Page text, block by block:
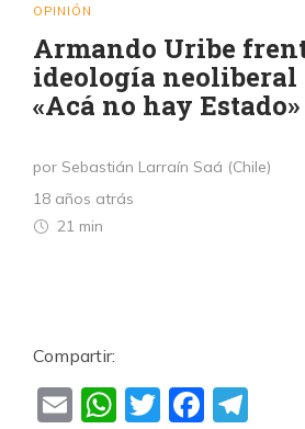
OPINIÓN
Armando Uribe
ideología
«Acá no hay Estado»
por Sebastián Larraín Saá (Chile)
18 años atrás
21 min
Compartir:
EmailWhatsApp
Twitter